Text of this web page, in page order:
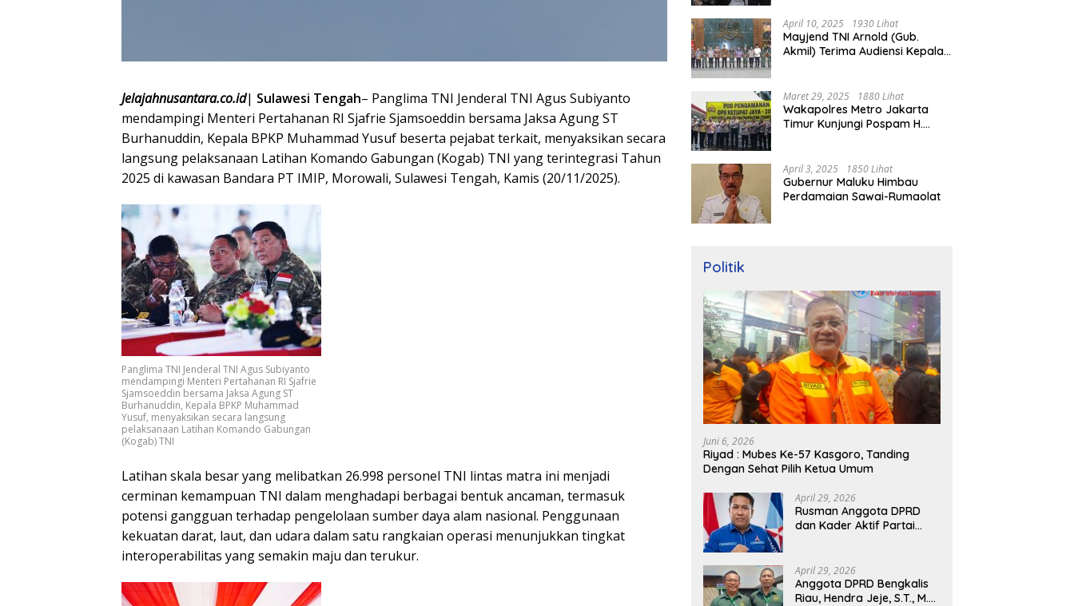
Jelajahnusantara.co.id| Sulawesi Tengah– Panglima TNI Jenderal TNI Agus Subiyanto
mendampingi Menteri Pertahanan RI Sjafrie Sjamsoeddin bersama Jaksa Agung ST
Burhanuddin, Kepala BPKP Muhammad Yusuf beserta pejabat terkait, menyaksikan secara
langsung pelaksanaan Latihan Komando Gabungan (Kogab) TNI yang terintegrasi Tahun
2025 di kawasan Bandara PT IMIP, Morowali, Sulawesi Tengah, Kamis (20/11/2025).
Panglima TNI Jenderal TNI Agus Subiyanto
mendampingi Menteri Pertahanan RI Sjafrie
Sjamsoeddin bersama Jaksa Agung ST
Burhanuddin, Kepala BPKP Muhammad
Yusuf, menyaksikan secara langsung
pelaksanaan Latihan Komando Gabungan
(Kogab) TNI
Latihan skala besar yang melibatkan 26.998 personel TNI lintas matra ini menjadi
cerminan kemampuan TNI dalam menghadapi berbagai bentuk ancaman, termasuk
potensi gangguan terhadap pengelolaan sumber daya alam nasional. Penggunaan
kekuatan darat, laut, dan udara dalam satu rangkaian operasi menunjukkan tingkat
interoperabilitas yang semakin maju dan terukur.
April 10, 2025 1930 Lihat
Mayjend TNI Arnold (Gub.
Akmil) Terima Audiensi Kepala
Maret 29, 2025 1880 Lihat
Wakapolres Metro Jakarta
Timur Kunjungi Pospam H.
April 3, 2025 1850 Lihat
Gubernur Maluku Himbau
Perdamaian Sawai-Rumaolat
Politik
Juni 6, 2026
Riyad : Mubes Ke-57 Kasgoro, Tanding
Dengan Sehat Pilih Ketua Umum
April 29, 2026
Rusman Anggota DPRD
dan Kader Aktif Partai
Cik Ujang Pimpin DPD
Partai Demokrat SumSel
April 29, 2026
Anggota DPRD Bengkalis
Riau, Hendra Jeje, S.T., M.M